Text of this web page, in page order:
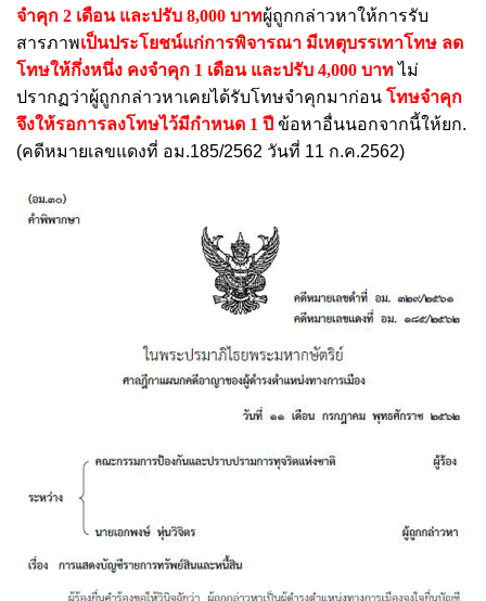
จำคุก 2 เดือน และปรับ 8,000 บาทผู้ถูกกล่าวหาให้การรับ
สารภาพเป็นประโยชน์แก่การพิจารณา มีเหตุบรรเทาโทษ ลด
โทษให้กึ่งหนึ่ง คงจำคุก 1 เดือน และปรับ 4,000 บาทไม่
ปรากฏว่าผู้ถูกกล่าวหาเคยได้รับโทษจำคุกมาก่อน โทษจำคุก
จึงให้รอการลงโทษไว้มีกำหนด 1 ปี ข้อหาอื่นนอกจากนี้ให้ยก.
(คดีหมายเลขแดงที่ อม.185/2562 วันที่ 11 ก.ค.2562)